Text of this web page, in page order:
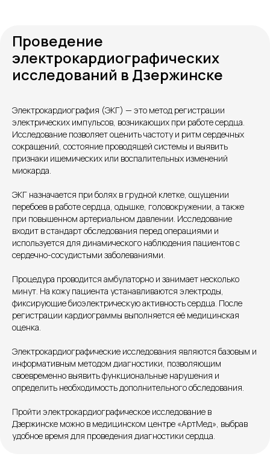
Проведение
электрокардиографических
исследований в Дзержинске
Электрокардиография (ЭКГ) — это метод регистрации
электрических импульсов, возникающих при работе сердца.
Исследование позволяет оценить частоту и ритм сердечных
сокращений, состояние проводящей системы и выявить
признаки ишемических или воспалительных изменений
миокарда.
ЭКГ назначается при болях в грудной клетке, ощущении
перебоев в работе сердца, одышке, головокружении, а также
при повышенном артериальном давлении. Исследование
входит в стандарт обследования перед операциями и
используется для динамического наблюдения пациентов с
сердечно-сосудистыми заболеваниями.
Процедура проводится амбулаторно и занимает несколько
минут. На кожу пациента устанавливаются электроды,
фиксирующие биоэлектрическую активность сердца. После
регистрации кардиограммы выполняется её медицинская
оценка.
Электрокардиографические исследования являются базовым и
информативным методом диагностики, позволяющим
своевременно выявить функциональные нарушения и
определить необходимость дополнительного обследования.
Пройти электрокардиографическое исследование в
Дзержинске можно в медицинском центре «АртМед», выбрав
удобное время для проведения диагностики сердца.
Контакты
Пн.-пт. — с 08:00 до 20:00
Сб. — с 08:00 до 18:00
Вс. — с 08:00 до 15:00
+7 8313 248 248
Единый номер
Петрищева д.35.пом.3
Патоличева 21Д,П.1 Новый
Подписывайся